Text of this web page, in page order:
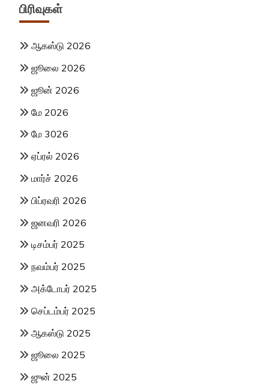
பிரிவுகள்
ஆகஸ்டு 2026
ஜூலை 2026
ஜூன் 2026
மே 2026
மே 3026
ஏப்ரல் 2026
மார்ச் 2026
பிப்ரவரி 2026
ஜனவரி 2026
டிசம்பர் 2025
நவம்பர் 2025
அக்டோபர் 2025
செப்டம்பர் 2025
ஆகஸ்டு 2025
ஜூலை 2025
ஜுன் 2025